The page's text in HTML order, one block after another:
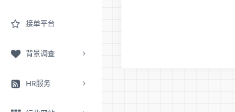
接单平台
背景调查
HR服务